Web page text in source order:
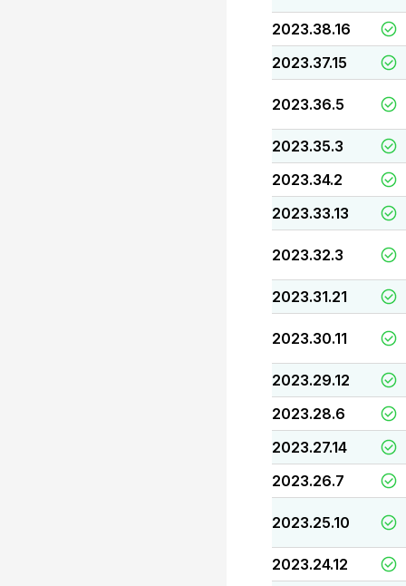
2023.38.16
2023.37.15
2023.36.5
2023.35.3
2023.34.2
2023.33.13
2023.32.3
2023.31.21
2023.30.11
2023.29.12
2023.28.6
2023.27.14
2023.26.7
2023.25.10
2023.24.12